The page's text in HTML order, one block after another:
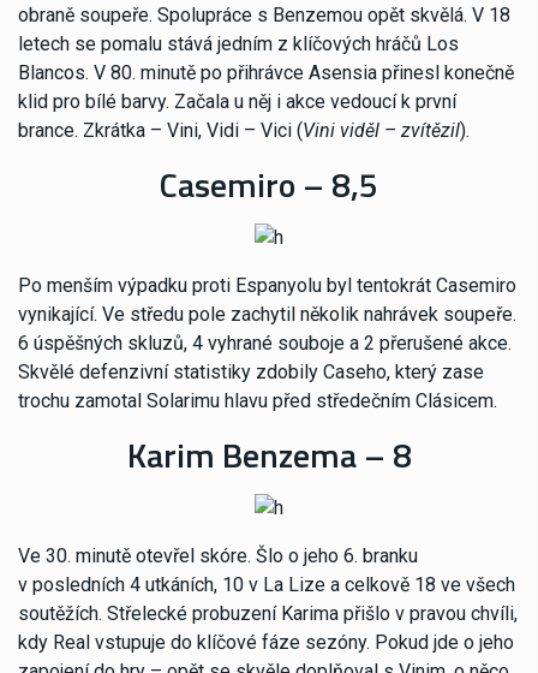
obraně soupeře. Spolupráce s Benzemou opět skvělá. V 18
letech se pomalu stává jedním z klíčových hráčů Los
Blancos. V 80. minutě po přihrávce Asensia přinesl konečně
klid pro bílé barvy. Začala u něj i akce vedoucí k první
brance. Zkrátka – Vini, Vidi – Vici (Vini viděl – zvítězil).
Casemiro – 8,5
Po menším výpadku proti Espanyolu byl tentokrát Casemiro
vynikající. Ve středu pole zachytil několik nahrávek soupeře.
6 úspěšných skluzů, 4 vyhrané souboje a 2 přerušené akce.
Skvělé defenzivní statistiky zdobily Caseho, který zase
trochu zamotal Solarimu hlavu před středečním Clásicem.
Karim Benzema – 8
Ve 30. minutě otevřel skóre. Šlo o jeho 6. branku
v posledních 4 utkáních, 10 v La Lize a celkově 18 ve všech
soutěžích. Střelecké probuzení Karima přišlo v pravou chvíli,
kdy Real vstupuje do klíčové fáze sezóny. Pokud jde o jeho